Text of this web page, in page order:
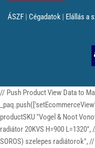
ÁSZF | Cégadatok | Elállás a
// Push Product View Data to
productSKU "Vogel & Noot
radiátor 20KVS H=900
SOROS) szelepes radiátorok",